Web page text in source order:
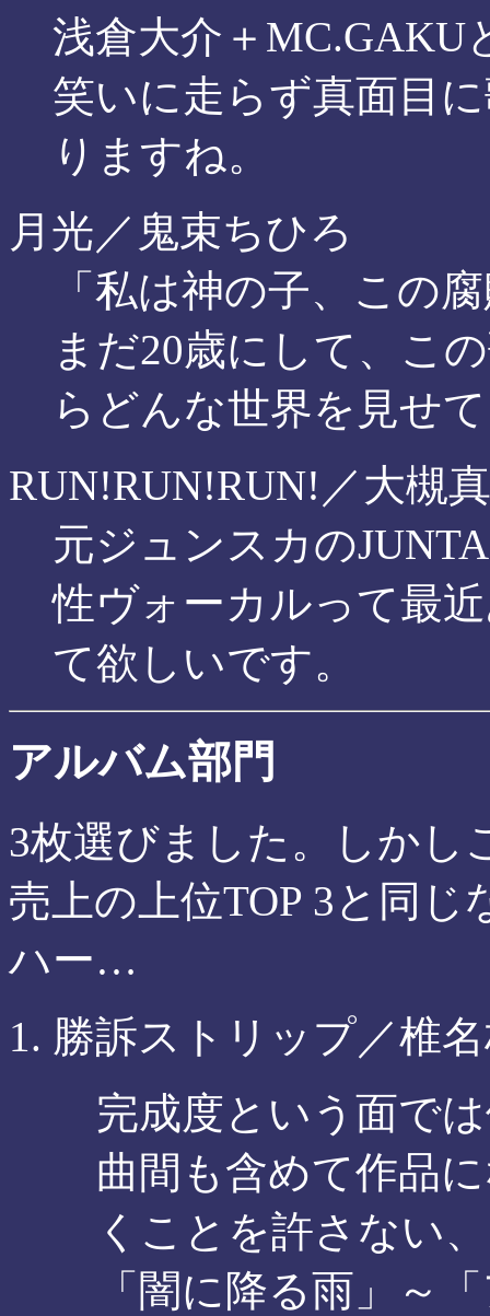
浅倉大介＋MC.GAKU
笑いに走らず真面目
りますね。
月光／鬼束ちひろ
「私は神の子、この
まだ20歳にして、こ
らどんな世界を見せ
RUN!RUN!RUN!／大槻
元ジュンスカの
性ヴォーカルって最
て欲しいです。
アルバム部門
3枚選びました。しかし
売上の上位TOP 3と同
ハー…
勝訴ストリップ／椎
完成度という面で
曲間も含めて作品
くことを許さない
「闇に降る雨」～